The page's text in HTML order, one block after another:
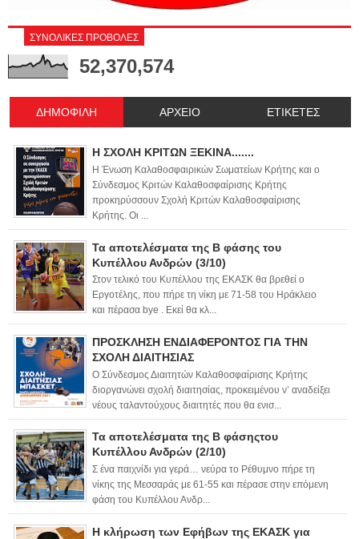
ΣΥΝΟΛΙΚΕΣ ΠΡΟΒΟΛΕΣ
52,370,574
ΔΗΜΟΦΙΛΗ ΑΡΧΕΙΟ ΕΤΙΚΕΤΕΣ
Η ΣΧΟΛΗ ΚΡΙΤΩΝ ΞΕΚΙΝΑ.......
Η Ένωση Καλαθοσφαιρικών Σωματείων Κρήτης και ο
Σύνδεσμος Κριτών Καλαθοσφαίρισης Κρήτης
προκηρύσσουν Σχολή Κριτών Καλαθοσφαίρισης
Κρήτης. Οι ...
Τα αποτελέσματα της Β φάσης του
Κυπέλλου Ανδρών (3/10)
Στον τελικό του Κυπέλλου της ΕΚΑΣΚ θα βρεθεί ο
Εργοτέλης, που πήρε τη νίκη με 71-58 του Ηράκλειο
και πέρασα bye . Εκεί θα κλ...
ΠΡΟΣΚΛΗΣΗ ΕΝΔΙΑΦΕΡΟΝΤΟΣ ΓΙΑ ΤΗΝ
ΣΧΟΛΗ ΔΙΑΙΤΗΣΙΑΣ
Ο Σύνδεσμος Διαιτητών Καλαθοσφαίρισης Κρήτης
διοργανώνει σχολή διαιτησίας, προκειμένου ν’ αναδείξει
νέους ταλαντούχους διαιτητές που θα ενισ...
Τα αποτελέσματα της Β φάσηςτου
Κυπέλλου Ανδρών (2/10)
Σ ένα παιχνίδι για γερά… νεύρα το Ρέθυμνο πήρε τη
νίκης της Μεσσαράς με 61-55 και πέρασε στην επόμενη
φάση του Κυπέλλου Ανδρ...
Η κλήρωση των Εφήβων της ΕΚΑΣΚ για